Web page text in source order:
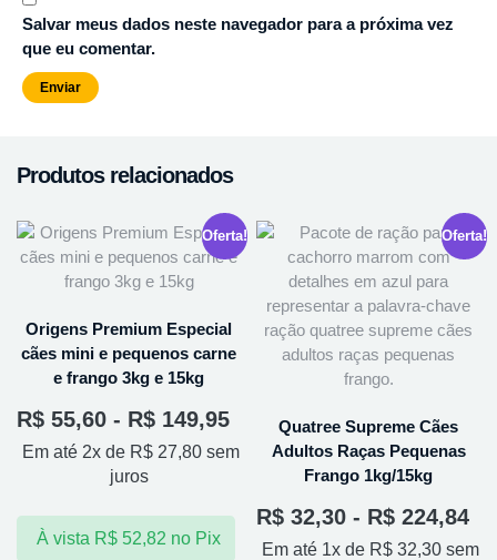
Salvar meus dados neste navegador para a próxima vez
que eu comentar.
Produtos relacionados
Oferta!
Origens Premium Especial
cães mini e pequenos carne
e frango 3kg e 15kg
R$ 55,60 - R$ 149,95
Em até 2x de R$ 27,80 sem
juros
À vista R$52,82 no Pix
Oferta!
Quatree Supreme Cães
Adultos Raças Pequenas
Frango 1kg/15kg
R$ 32,30 - R$ 224,84
Em até 1x de R$ 32,30 sem